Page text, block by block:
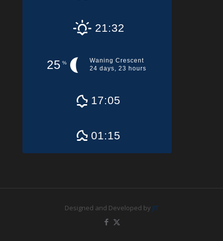
21:32
25 %
Waning Crescent
24 days, 23 hours
17:05
01:15
Designed and Developed by JIT